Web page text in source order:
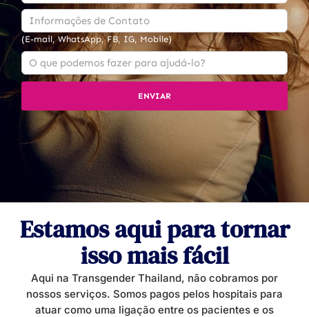
(E-mail, WhatsApp, FB, IG, Mobile)
Estamos aqui para tornar
isso mais fácil
Aqui na Transgender Thailand, não cobramos por
nossos serviços. Somos pagos pelos hospitais para
atuar como uma ligação entre os pacientes e os